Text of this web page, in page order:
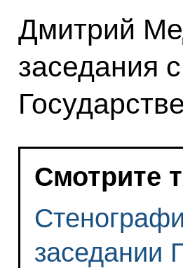
Дмитрий
заседания
Смотрите
заседании